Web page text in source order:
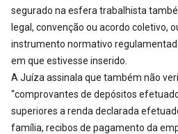
segurado na esfera trabalhista
legal, convenção ou acordo coletivo,
instrumento normativo
em que estivesse inserido.
A Juíza assinala que também não
“comprovantes de depósitos
superiores a renda declarada
família, recibos de pagamento da